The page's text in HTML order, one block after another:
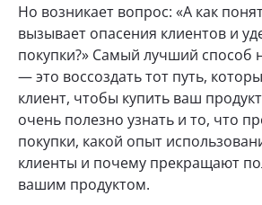
Но возникает вопрос: «А как
вызывает опасения клиентов и
покупки?» Самый лучший способ
— это воссоздать тот путь,
клиент, чтобы купить ваш
очень полезно узнать и то, что
покупки, какой опыт
клиенты и почему прекращают
вашим продуктом.